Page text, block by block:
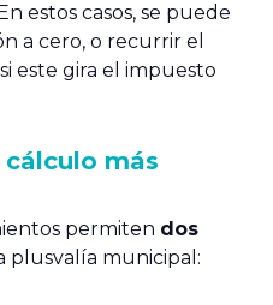
estos casos, se puede
a cero, o recurrir el
este gira el impuesto
más
permiten dos
plusvalía municipal: